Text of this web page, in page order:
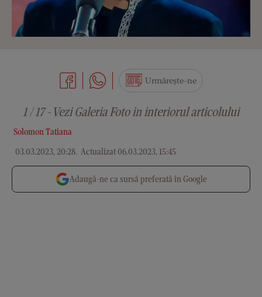
Solomon Tatiana
03.03.2023, 20:28. Actualizat 06.03.2023, 15:45
Urmărește-ne
1 / 17 - Vezi Galeria Foto in interiorul articolului
Adaugă-ne ca sursă preferată în Google